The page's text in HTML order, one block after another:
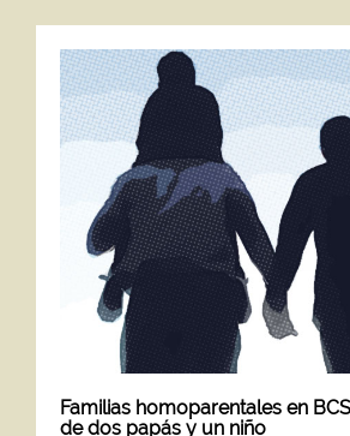
Familias homoparentales en
de dos papás y un niño